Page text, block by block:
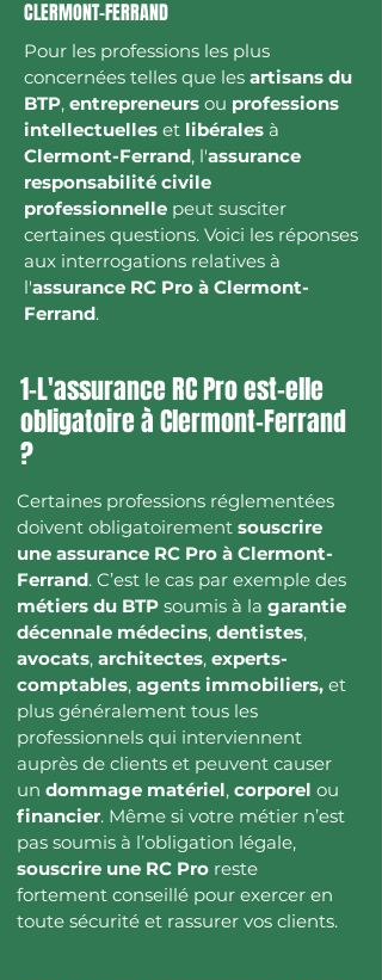
CLERMONT-FERRAND
Pour les professions les plus
concernées telles que les artisans du
BTP, entrepreneurs ou professions
intellectuelles et libérales à
Clermont-Ferrand, l'assurance
responsabilité civile
professionnelle peut susciter
certaines questions. Voici les réponses
aux interrogations relatives à
l'assurance RC Pro à Clermont-
Ferrand.
1-L'assurance RC Pro est-elle
obligatoire à Clermont-Ferrand
?
Certaines professions réglementées
doivent obligatoirement souscrire
une assurance RC Pro à Clermont-
Ferrand. C’est le cas par exemple des
métiers du BTP soumis à la garantie
décennale médecins, dentistes,
avocats, architectes, experts-
comptables, agents immobiliers, et
plus généralement tous les
professionnels qui interviennent
auprès de clients et peuvent causer
un dommage matériel, corporel ou
financier. Même si votre métier n’est
pas soumis à l’obligation légale,
souscrire une RC Pro reste
fortement conseillé pour exercer en
toute sécurité et rassurer vos clients.